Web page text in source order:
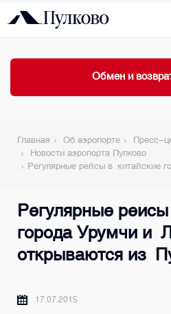
Обмен и
Главная Об аэропорте
Пресс-
Новости аэропорта Пулково
Регулярные рейсы в китайские
Регулярные
города Урумчи и
открываются из
17.07.2015